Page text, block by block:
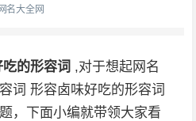
名大全网
的形容词 ,对于想起网名
词 形容卤味好吃的形容词
，下面小编就带领大家看